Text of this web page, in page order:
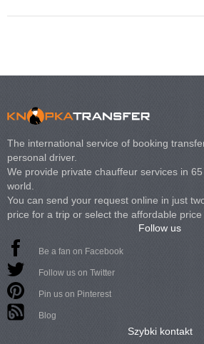
The international service of booking
personal driver.
We provide private chauffeur services in
world.
You can send your request online in just
price for a trip or select the affordable price
Follow us
Be a fan on Facebook
Follow us on Twitter
Pin us on Pinterest
Blog
Szybki kontakt